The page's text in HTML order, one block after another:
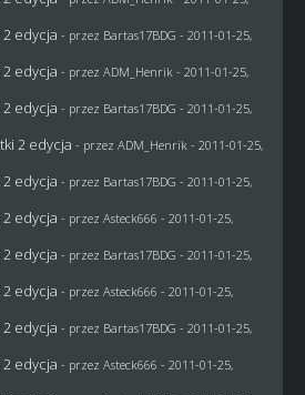
2 edycja - przez Bartas17BDG - 2011-01-25,
2 edycja - przez ADM_Henrik- 2011-01-25,
2 edycja - przez Bartas17BDG - 2011-01-25,
2 edycja - przez ADM_Henrik- 2011-01-25,
2 edycja - przez Bartas17BDG - 2011-01-25,
2 edycja - przez Asteck666 - 2011-01-25,
2 edycja - przez Bartas17BDG - 2011-01-25,
2 edycja - przez Asteck666 - 2011-01-25,
2 edycja - przez Bartas17BDG - 2011-01-25,
2 edycja - przez Asteck666 - 2011-01-25,